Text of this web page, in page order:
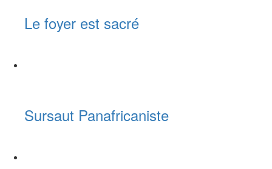
Le foyer est sacré
Sursaut Panafricaniste